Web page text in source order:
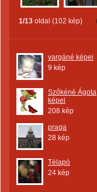
1/13 oldal (102 kép)
vargáné képei
9 kép
Szőkéné Ágota
képei
208 kép
praga
28 kép
Télapó
24 kép